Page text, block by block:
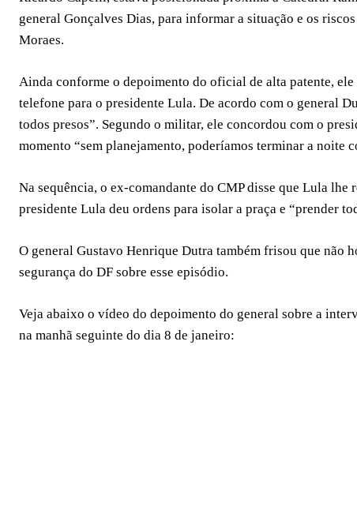
general Gonçalves Dias, para informar a situação e os
Moraes.
Ainda conforme o depoimento do oficial de alta patente,
telefone para o presidente Lula. De acordo com o general
todos presos”. Segundo o militar, ele concordou com o
momento “sem planejamento, poderíamos terminar a noite
Na sequência, o ex-comandante do CMP disse que Lula lhe
presidente Lula deu ordens para isolar a praça e “prender
O general Gustavo Henrique Dutra também frisou que não
segurança do DF sobre esse episódio.
Veja abaixo o vídeo do depoimento do general sobre a
na manhã seguinte do dia 8 de janeiro: